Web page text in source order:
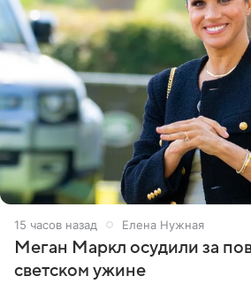
15 часов назад Елена Нужная
Меган Маркл осудили за
светском ужине